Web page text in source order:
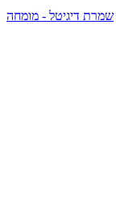
שמרת דיגיטל - מומחה